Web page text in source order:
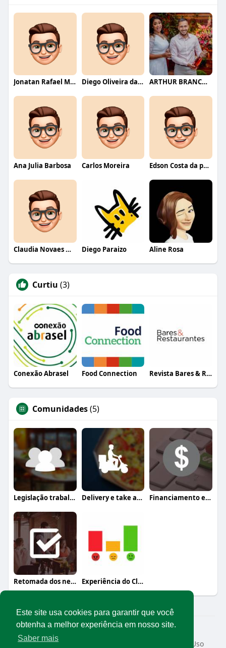
Este site usa cookies para garantir que você
obtenha a melhor experiência em nosso site.
Saber mais
Jonatan Rafael Mello Diego Oliveira da Motta ARTHUR BRANCO FERNANDES
Ana Julia Barbosa Carlos Moreira Edson Costa da paixão
Claudia Novaes Novaes Diego Paraizo Aline Rosa
Curtiu (3)
Conexão Abrasel Food Connection Revista Bares & Restaurantes
Comunidades(5)
Legislação trabalhista Delivery e take away Financiamento e crédito
Retomada dos negócios Experiência do Cliente
© 2026 Rede Abrasel
Início
Sobre Termos de Uso